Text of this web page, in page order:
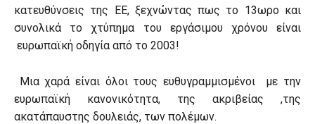
κατευθύνσεις της ΕΕ, ξεχνώντας πως το 13ωρο και
συνολικά το χτύπημα του εργάσιμου χρόνου είναι
ευρωπαϊκή οδηγία από το 2003!
Μια χαρά είναι όλοι τους ευθυγραμμισμένοι με την
ευρωπαϊκή κανονικότητα, της ακριβείας ,της
ακατάπαυστης δουλειάς, των πολέμων.